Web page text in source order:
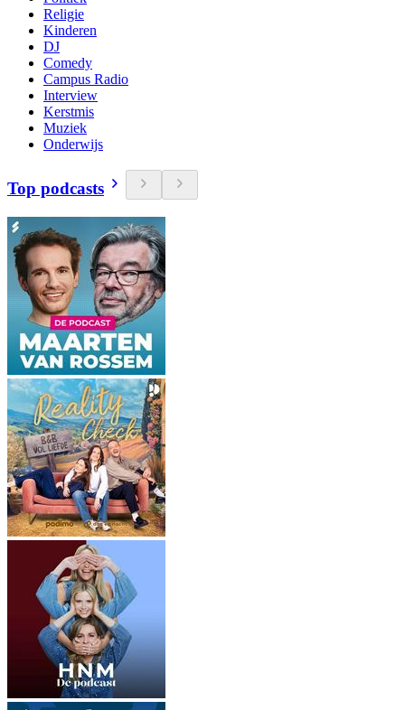
Religie
Kinderen
DJ
Comedy
Campus Radio
Interview
Kerstmis
Muziek
Onderwijs
Top podcasts